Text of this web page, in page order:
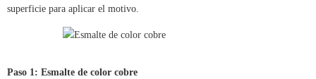
superficie para aplicar el motivo.
Paso 1: Esmalte de color cobre